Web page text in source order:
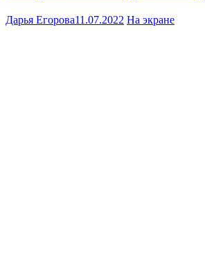
Дарья Егорова11.07.2022 На экране